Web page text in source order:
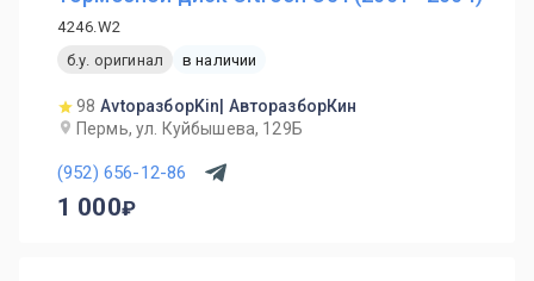
4246.W2
б.у. оригинал
в наличии
98 AvtoразборKin| АвторазборКин
Пермь, ул. Куйбышева, 129Б
(952) 656-12-86
1 000